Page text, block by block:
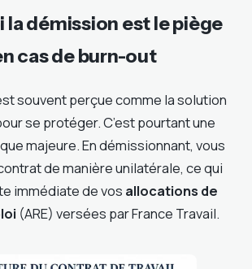
la démission est le piège
cas de burn-out
souvent perçue comme la solution
se protéger. C’est pourtant une
majeure. En démissionnant, vous
de manière unilatérale, ce qui
immédiate de vos allocations de
(ARE) versées par France Travail.